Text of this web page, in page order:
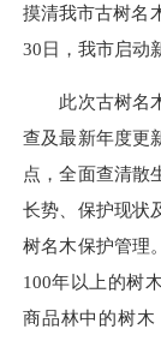
摸清我市古树名
30日，我市启动
此次古树名木
查及最新年度更
点，全面查清散
长势、保护现状
树名木保护管理
100年以上的树
商品林中的树